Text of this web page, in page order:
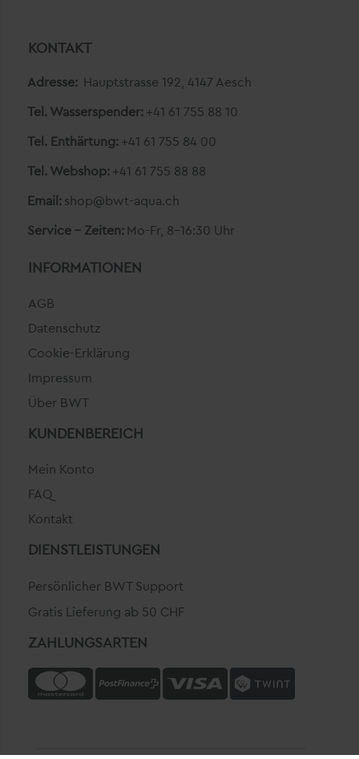
KONTAKT
Adresse: Hauptstrasse 192, 4147 Aesch
Tel. Wasserspender: +41 61 755 88 10
Tel. Enthärtung: +41 61 755 84 00
Tel. Webshop: +41 61 755 88 88
Email: shop@bwt-aqua.ch
Service - Zeiten: Mo-Fr, 8-16:30 Uhr
INFORMATIONEN
AGB
Datenschutz
Cookie-Erklärung
Impressum
Über BWT
KUNDENBEREICH
Mein Konto
FAQ
Kontakt
DIENSTLEISTUNGEN
Persönlicher BWT Support
Gratis Lieferung ab 50 CHF
ZAHLUNGSARTEN